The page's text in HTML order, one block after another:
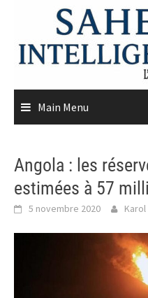
content
Main Menu
Angola : les
estimées à 57
5 novembre 2020